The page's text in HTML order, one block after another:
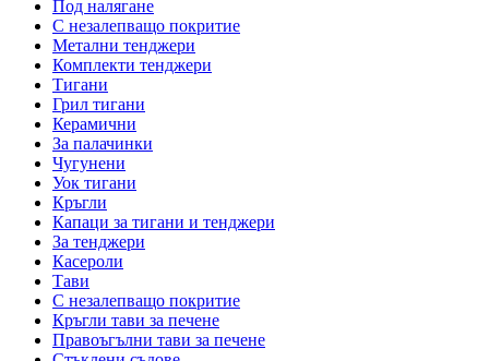
Под налягане
С незалепващо покритие
Метални тенджери
Комплекти тенджери
Тигани
Грил тигани
Керамични
За палачинки
Чугунени
Уок тигани
Кръгли
Капаци за тигани и тенджери
За тенджери
Касероли
Тави
С незалепващо покритие
Кръгли тави за печене
Правоъгълни тави за печене